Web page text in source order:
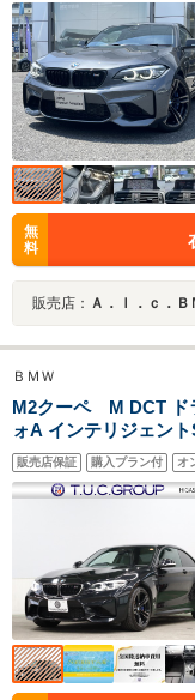
無
料
販売店： Ａ．ｌ．ｃ．ＢＭＷ ＢＭＷ Ｐ
ＢＭＷ
M2クーペ M DCT ド
ォA インテリジェン
Bluetoothオーディオ
Mエアロ&19インチ
販売店保証 購入プラン付 オ